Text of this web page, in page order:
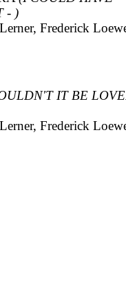
- )
Frederick
IT BE
Frederick